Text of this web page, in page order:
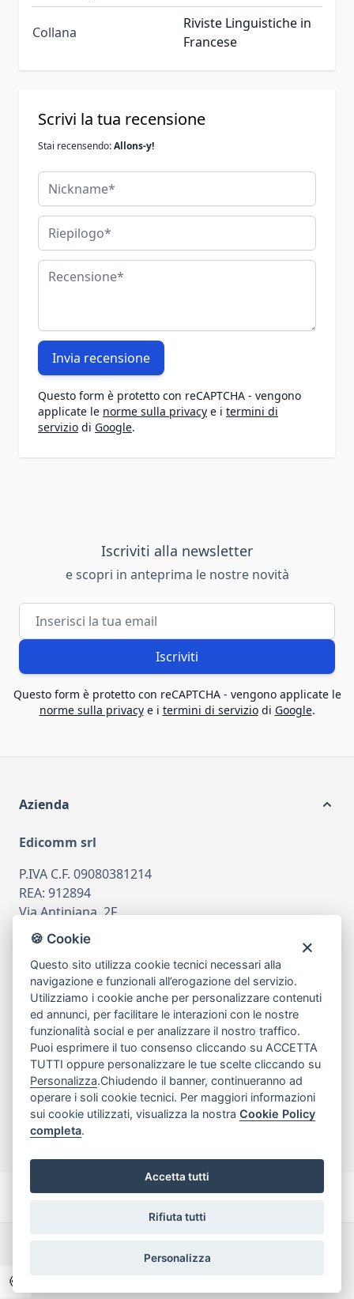
Collana
Riviste Linguistiche in
Francese
Scrivi la tua recensione
Stai recensendo:Allons-y!
Nickname
Riepilogo
Recensione
Invia recensione
Questo form è protetto con reCAPTCHA - vengono
applicate le norme sulla privacy e i termini di
servizio di Google.
Iscriviti alla newsletter
e scopri in anteprima le nostre novità
Indirizzo email
Iscriviti
Questo form è protetto con reCAPTCHA - vengono applicate le
norme sulla privacye i termini di serviziodi Google.
Azienda
Edicomm srl
P.IVA C.F. 09080381214
REA: 912894
Via Antiniana, 2F
80078 Pozzuoli
tel081.7515380
emailinfo@edicomm.it
Assistenza Clienti
Chi siamo
My Account
Dichiarazione di accessibilità
Termini e Condizioni
🍪
🍪 Cookie
Questo sito utilizza cookie tecnici necessari alla
navigazione e funzionali all’erogazione del servizio.
Utilizziamo i cookie anche per personalizzare contenuti
ed annunci, per facilitare le interazioni con le nostre
funzionalità social e per analizzare il nostro traffico.
Puoi esprimere il tuo consenso cliccando su ACCETTA
TUTTI oppure personalizzare le tue scelte cliccando su
Personalizza.Chiudendo il banner, continueranno ad
operare i soli cookie tecnici. Per maggiori informazioni
sui cookie utilizzati, visualizza la nostraCookie Policy
completa.
Accetta tutti
Rifiuta tutti
Personalizza